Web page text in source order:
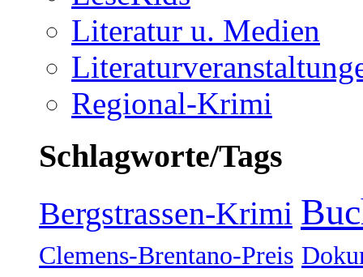
Literatur u. Medien
Regional-Krimi
Schlagworte/Tags
Bergstrassen-Krimi
Clemens-Brentano-Preis